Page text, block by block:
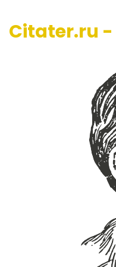
Citater.ru -